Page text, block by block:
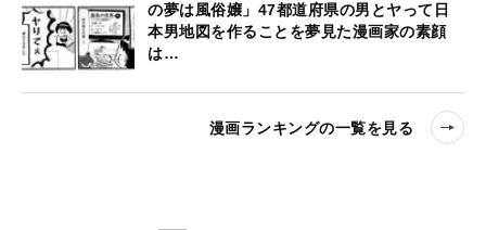
の夢は風俗嬢」47都道府県の男とヤって日
本男地図を作ることを夢見た漫画家の素顔
は…
漫画ランキングの一覧を見る